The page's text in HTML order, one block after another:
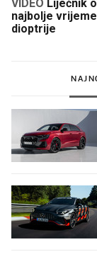
VIDEO
najbolje
dioptrije